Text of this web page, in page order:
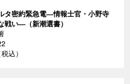
タ密約緊急電―情報士官・小野寺
戦い―（新潮選書）
込）